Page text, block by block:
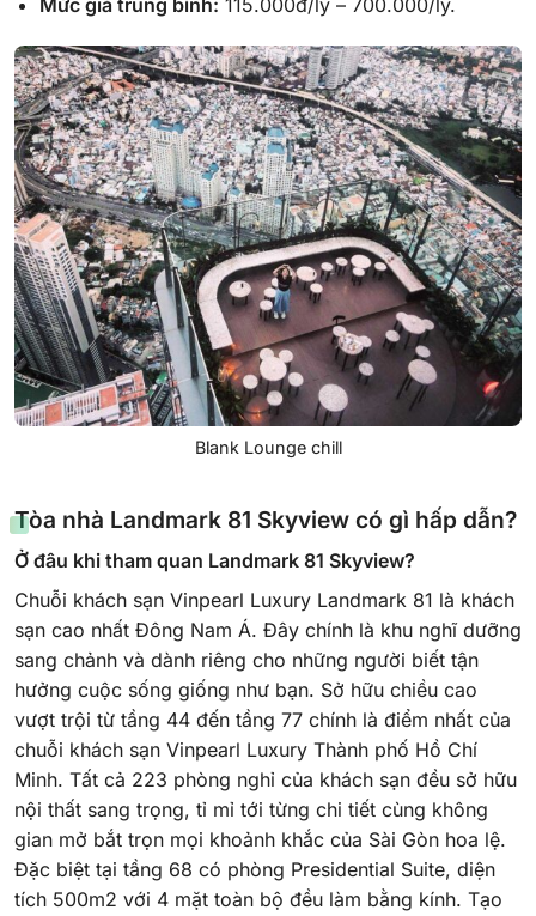
Mức giá trung bình: 115.000đ/ly – 700.000/ly.
Blank Lounge chill
Tòa nhà Landmark 81 Skyview có gì hấp dẫn?
Ở đâu khi tham quan Landmark 81 Skyview?
Chuỗi khách sạn Vinpearl Luxury Landmark 81 là khách
sạn cao nhất Đông Nam Á. Đây chính là khu nghĩ dưỡng
sang chảnh và dành riêng cho những người biết tận
hưởng cuộc sống giống như bạn. Sở hữu chiều cao
vượt trội từ tầng 44 đến tầng 77 chính là điểm nhất của
chuỗi khách sạn Vinpearl Luxury Thành phố Hồ Chí
Minh. Tất cả 223 phòng nghỉ của khách sạn đều sở hữu
nội thất sang trọng, tỉ mỉ tới từng chi tiết cùng không
gian mở bắt trọn mọi khoảnh khắc của Sài Gòn hoa lệ.
Đặc biệt tại tầng 68 có phòng Presidential Suite, diện
tích 500m2 với 4 mặt toàn bộ đều làm bằng kính. Tạo